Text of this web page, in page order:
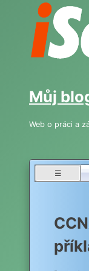
Můj
Web o práci a
☰